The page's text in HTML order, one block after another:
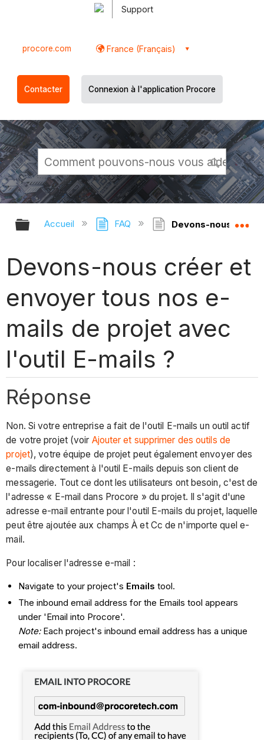
Support
procore.com France (Français)
Contacter Connexion à l'application Procore
Développer/réduire la hiérarchie
Accueil FAQ Devons-nous créer
Devons-nous créer et
envoyer tous nos e-
mails de projet avec
l'outil E-mails ?
Réponse
Non. Si votre entreprise a fait de l'outil E-mails un outil actif
de votre projet (voir Ajouter et supprimer des outils de
projet), votre équipe de projet peut également envoyer des
e-mails directement à l'outil E-mails depuis son client de
messagerie. Tout ce dont les utilisateurs ont besoin, c'est de
l'adresse « E-mail dans Procore » du projet. Il s'agit d'une
adresse e-mail entrante pour l'outil E-mails du projet, laquelle
peut être ajoutée aux champs À et Cc de n'importe quel e-
mail.
Pour localiser l'adresse e-mail :
Navigate to your project's Emails tool.
The inbound email address for the Emails tool appears
under 'Email into Procore'.
Note:Each project's inbound email address has a unique
email address.